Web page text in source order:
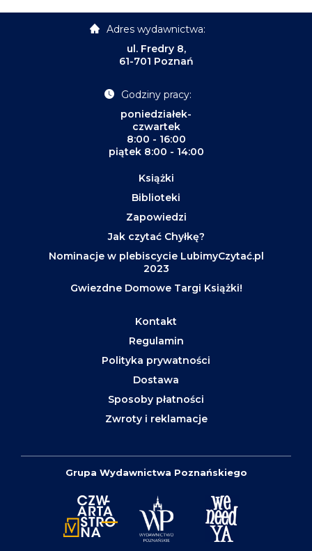
Adres wydawnictwa:
ul. Fredry 8,
61-701 Poznań
Godziny pracy:
poniedziałek-
czwartek
8:00 - 16:00
piątek 8:00 - 14:00
Książki
Biblioteki
Zapowiedzi
Jak czytać Chyłkę?
Nominacje w plebiscycie LubimyCzytać.pl
2023
Gwiezdne Domowe Targi Książki!
Kontakt
Regulamin
Polityka prywatności
Dostawa
Sposoby płatności
Zwroty i reklamacje
Grupa Wydawnictwa Poznańskiego